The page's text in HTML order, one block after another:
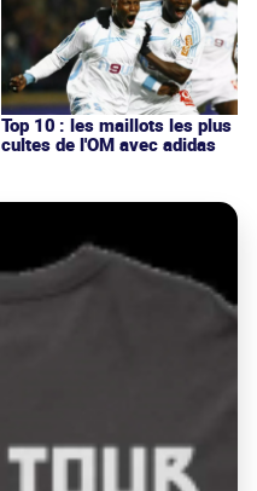
Top 10 : les maillots les plus
cultes de l'OM avec adidas